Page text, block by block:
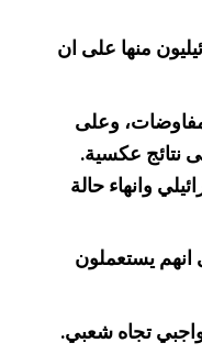
منها على ان
وعلى
نتائج عكسية.
وانهاء حالة
انهم يستعملون
لقد ملّوا وهم يعتمدون عليّ ومن واجبي تجاه شعبي.